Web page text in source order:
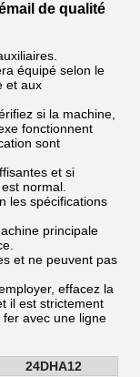
de qualité
équipé selon le
et aux
si la machine,
fonctionnent
sont
et si
normal.
les spécifications
principale
et ne peuvent pas
effacez la
il est strictement
avec une ligne
24DHA12